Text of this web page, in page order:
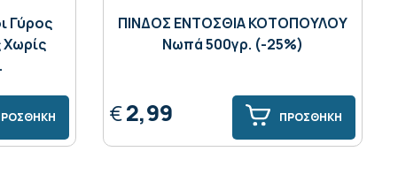
Γύρος
Χωρίς
ΠΙΝΔΟΣ ΕΝΤΟΣΘΙΑ ΚΟΤΟΠΟΥΛΟΥ
Νωπά 500γρ. (-25%)
€2,99 ΠΡΟΣΘΗΚΗ